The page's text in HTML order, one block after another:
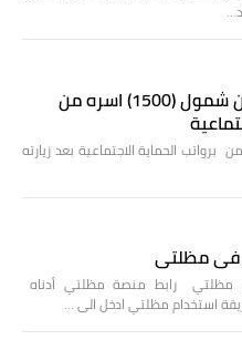
وزير العمل يعلن عن شمول (1500) اسره من
عن شمول (1500) اسره من برواتب الحماية الاجتماعية بعد زيارته
في مظلتي
رابط منصة مظلتي أدناه